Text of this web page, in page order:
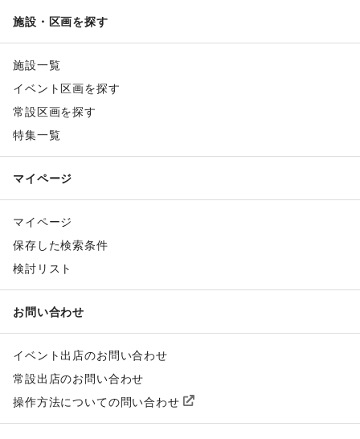
施設・区画を探す
施設一覧
イベント区画を探す
常設区画を探す
特集一覧
マイページ
マイページ
保存した検索条件
検討リスト
お問い合わせ
イベント出店のお問い合わせ
常設出店のお問い合わせ
操作方法についての問い合わせ